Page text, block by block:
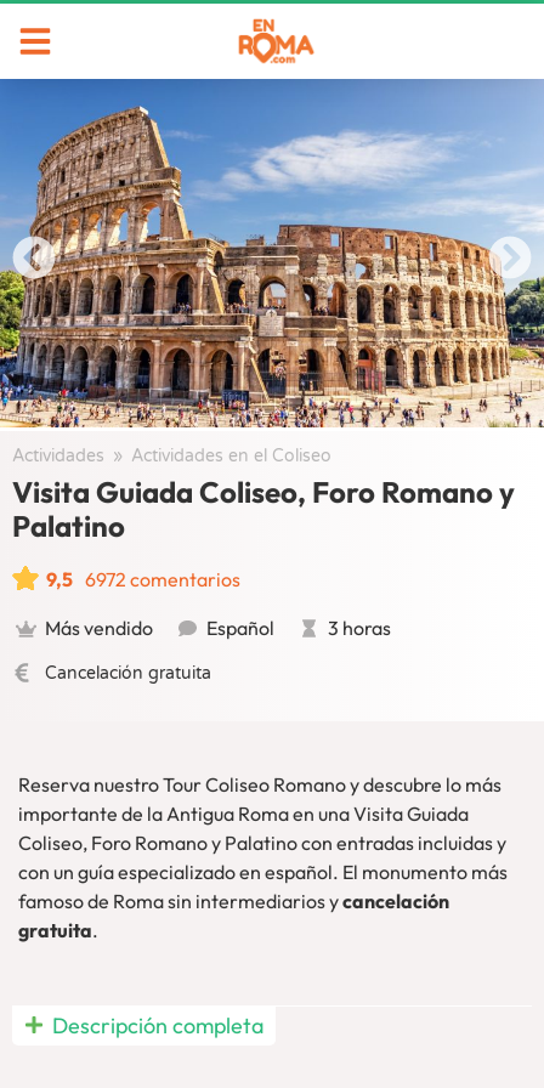
Actividades / Actividades en el Coliseo
Visita Guiada Coliseo, Foro Romano y
Palatino
9,5 6972 comentarios
Más vendido
Español 3 horas
Cancelación gratuita
Reserva nuestro Tour Coliseo Romano y descubre lo más
importante de la Antigua Roma en una Visita Guiada
Coliseo, Foro Romano y Palatino con entradas incluidas y
con un guía especializado en español. El monumento más
famoso de Roma sin intermediarios ycancelación
gratuita.
Visita Guiada Coliseo Roma, Foro y Palatino en español a
Descripción completa